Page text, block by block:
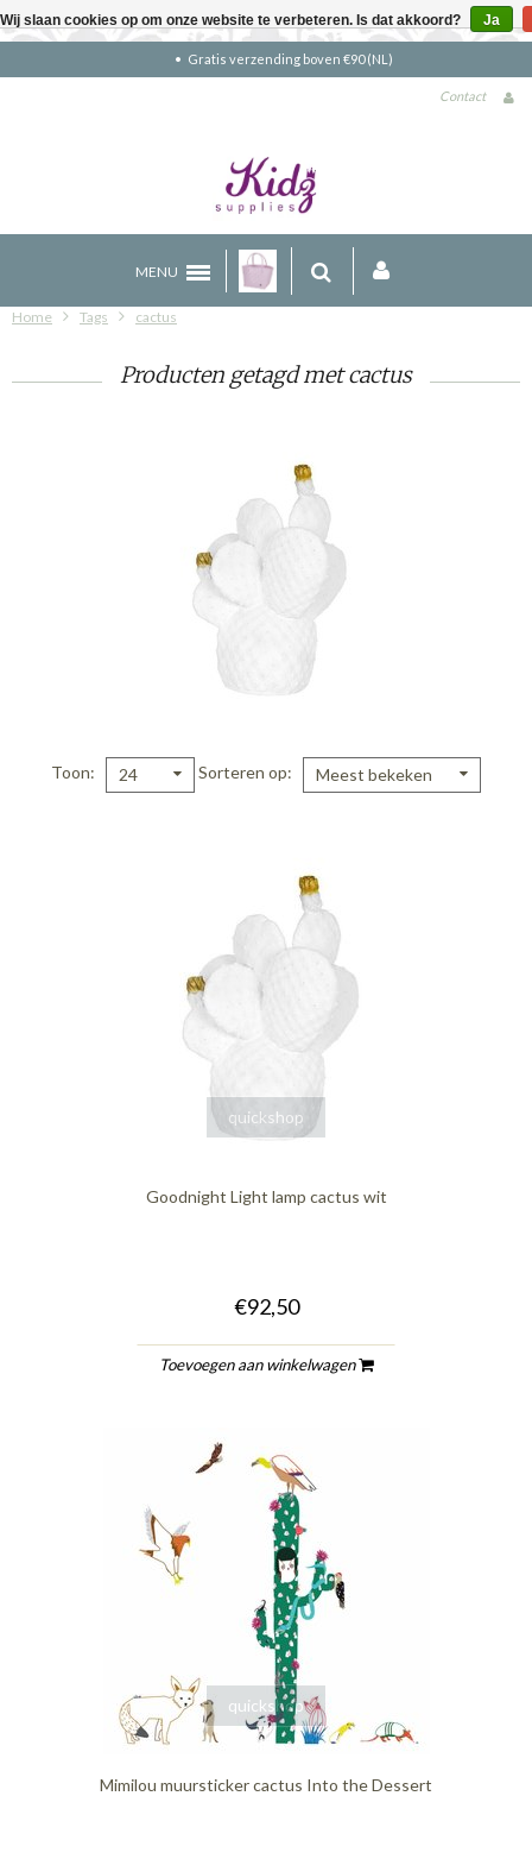
Gratis verzending boven €90 (NL)
Contact
MENU
Home Tags cactus
Producten getagd met cactus
Toon 24 Sorteren op Meest bekeken
quickshop
Goodnight Light lamp cactus wit
€92,50
Toevoegen aan winkelwagen
quickshop
Mimilou muursticker cactus Into the Dessert
Wij slaan cookies op om onze website te verbeteren. Is dat akkoord? Ja